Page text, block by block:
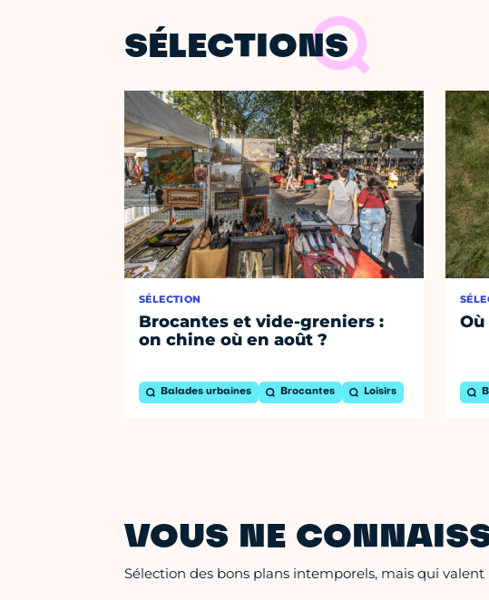
SÉLECTIONS
SÉLECTION
Brocantes et vide-greniers :
on chine où en août ?
Balades urbaines Brocantes Loisirs
VOUS NE
Sélection des bons plans intemporels, mais qui